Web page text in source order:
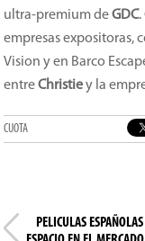
ultra-premium deGDC.
empresas expositoras,
Vision y en Barco
entreChristiey la
CUOTA
PELICULAS